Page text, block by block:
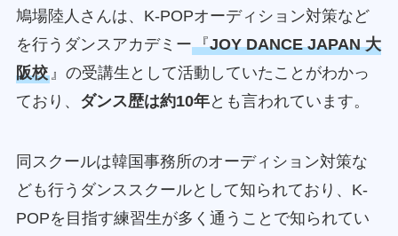
鳩場陸人さんは、K-POPオーディション対策など
を行うダンスアカデミー『JOY DANCE JAPAN 大
阪校』の受講生として活動していたことがわかっ
ており、 ダンス歴は約10年とも言われています。
同スクールは韓国事務所のオーディション対策な
ども行うダンススクールとして知られており、K-
POPを目指す練習生が多く通うことで知られてい